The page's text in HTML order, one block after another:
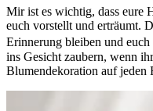
Mir ist es wichtig, dass eure
euch vorstellt und erträumt.
Erinnerung bleiben und
ins Gesicht zaubern, wenn
Blumendekoration auf